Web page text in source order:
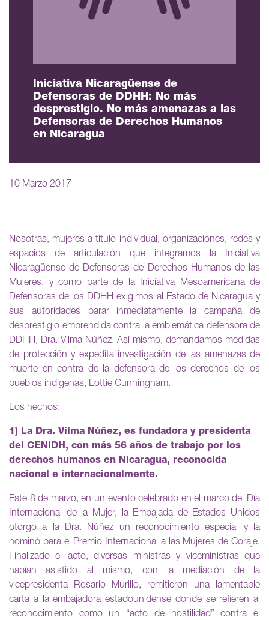
Iniciativa Nicaragüense de
Defensoras de DDHH: No más
desprestigio. No más amenazas a las
Defensoras de Derechos Humanos
en Nicaragua
10 Marzo 2017
Nosotras, mujeres a título individual, organizaciones, redes y
espacios de articulación que integramos la Iniciativa
Nicaragüense de Defensoras de Derechos Humanos de las
Mujeres, y como parte de la Iniciativa Mesoamericana de
Defensoras de los DDHH exigimos al Estado de Nicaragua y
sus autoridades parar inmediatamente la campaña de
desprestigio emprendida contra la emblemática defensora de
DDHH, Dra. Vilma Núñez. Así mismo, demandamos medidas
de protección y expedita investigación de las amenazas de
muerte en contra de la defensora de los derechos de los
pueblos indígenas, Lottie Cunningham.
Los hechos:
1) La Dra. Vilma Núñez, es fundadora y presidenta
del CENIDH, con más 56 años de trabajo por los
derechos humanos en Nicaragua, reconocida
nacional e internacionalmente.
Este 8 de marzo, en un evento celebrado en el marco del Día
Internacional de la Mujer, la Embajada de Estados Unidos
otorgó a la Dra. Núñez un reconocimiento especial y la
nominó para el Premio Internacional a las Mujeres de Coraje.
Finalizado el acto, diversas ministras y viceministras que
habían asistido al mismo, con la mediación de la
vicepresidenta Rosario Murillo, remitieron una lamentable
carta a la embajadora estadounidense donde se refieren al
reconocimiento como un “acto de hostilidad” contra el